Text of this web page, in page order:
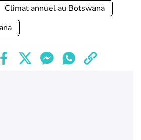
Climat annuel au Botswana